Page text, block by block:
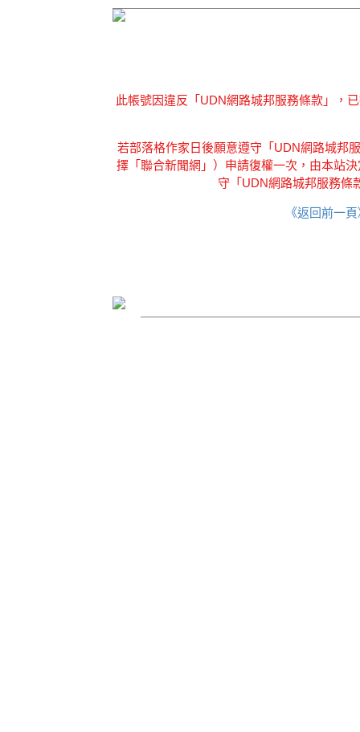
此帳號因違反「UDN網路城邦服務條款」，
若部落格作家日後願意遵守「UDN網路城邦
擇「聯合新聞網」）申請復權一次，由本站
守「UDN網路城邦服務條
《返回前一